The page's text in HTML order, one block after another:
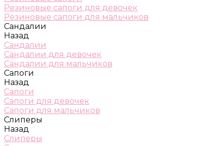
Резиновые сапоги для девочек
Резиновые сапоги для мальчиков
Сандалии
Назад
Сандалии
Сандалии для девочек
Сандалии для мальчиков
Сапоги
Назад
Сапоги
Сапоги для девочек
Сапоги для мальчиков
Слиперы
Назад
Слиперы